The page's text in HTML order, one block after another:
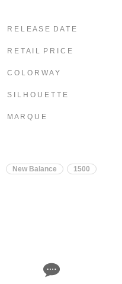
R E L E A S E D A T E
R E T A I L P R I C E
C O L O R W A Y
S I L H O U E T T E
M A R Q U E
New Balance 1500